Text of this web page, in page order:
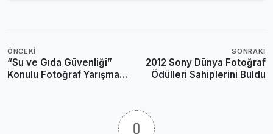
ÖNCEKI
“Su ve Gıda Güvenliği”
Konulu Fotoğraf Yarışması
SONRAKI
2012 Sony Dünya Fotoğraf
Ödülleri Sahiplerini Buldu
0